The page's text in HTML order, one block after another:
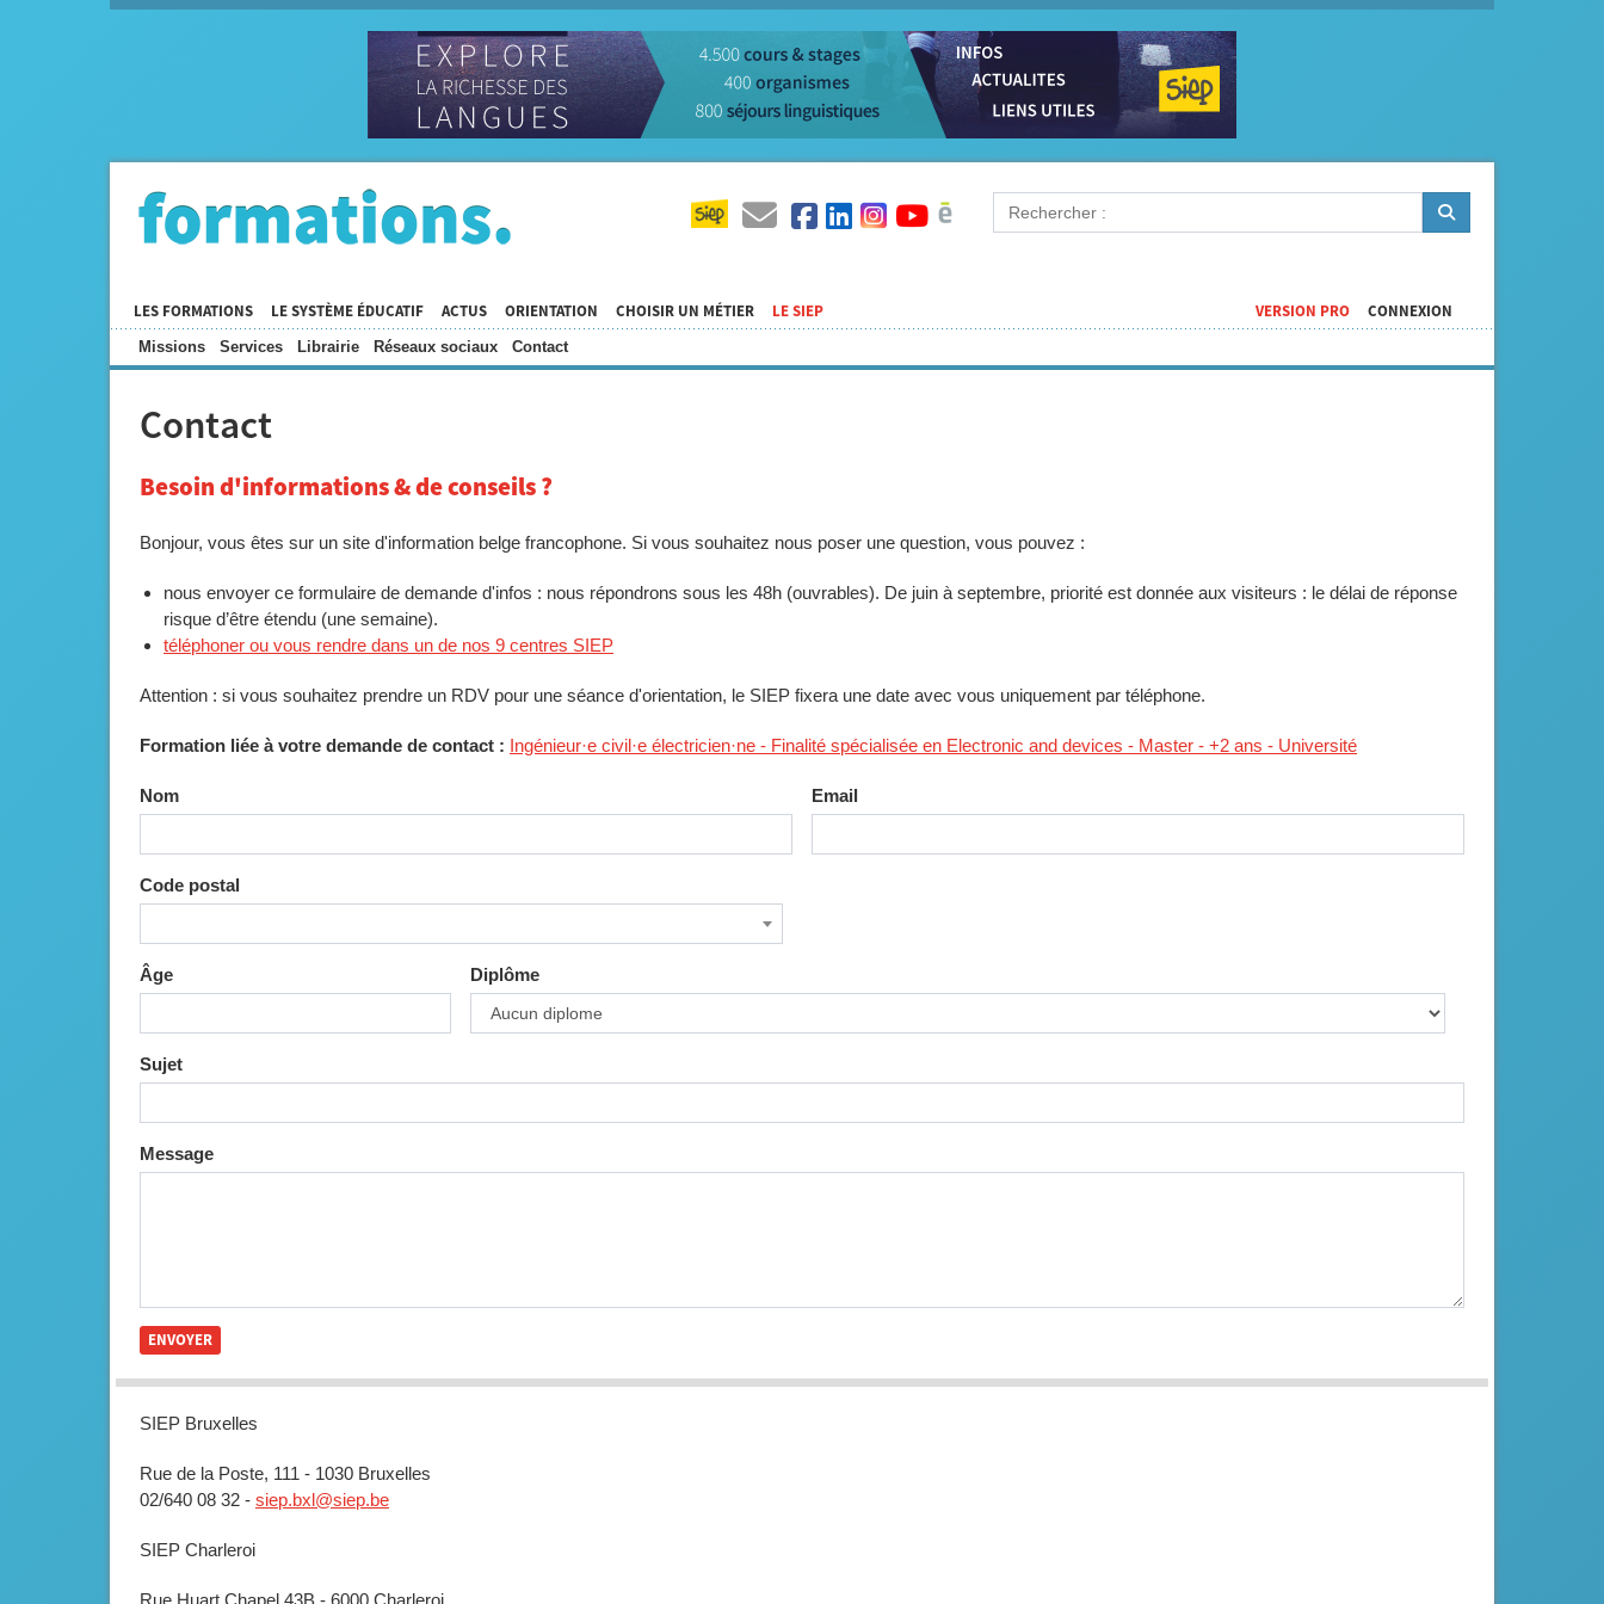
LES FORMATIONS LE SYSTÈME ÉDUCATIF ACTUS ORIENTATION CHOISIR UN MÉTIER LE SIEP
Missions Services Librairie Réseaux sociaux Contact
CONNEXION
VERSION PRO
Contact
Besoin d'informations & de conseils ?
Bonjour, vous êtes sur un site d'information belge francophone. Si vous souhaitez nous poser une question, vous pouvez :
nous envoyer ce formulaire de demande d'infos : nous répondrons sous les 48h (ouvrables). De juin à septembre, priorité est donnée aux visiteurs : le délai de réponse
risque d’être étendu (une semaine).
téléphoner ou vous rendre dans un de nos 9 centres SIEP
Attention : si vous souhaitez prendre un RDV pour une séance d'orientation, le SIEP fixera une date avec vous uniquement par téléphone.
Formation liée à votre demande de contact : Ingénieur·e civil·e électricien·ne - Finalité spécialisée en Electronic and devices - Master - +2 ans - Université
Nom Email
Code postal
Âge Diplôme
Sujet
Message
SIEP Bruxelles
Rue de la Poste, 111 - 1030 Bruxelles
02/640 08 32 - siep.bxl@siep.be
SIEP Charleroi
Rue Huart Chapel 43B - 6000 Charleroi